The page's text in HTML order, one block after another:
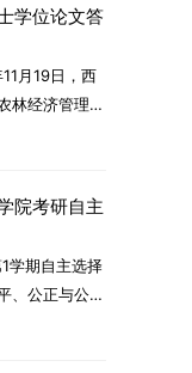
考生综合素
全日制非定向
位管理（一）
海交通大学，
办法执行。
习；第二阶段
务开展课题研
位授予要求
毕业证书并授
件（一）高水
守法，身心健
究生招生章
较强的科研能
3.提交两份由
考学科领域
、1篇为B级
科学期刊与应
要完成人获
（以证书为
年修
社会责任感和
需求深度融
强研究生教育
。学校坚
、智育启
，全面培养能
（一）强化思
学位论文答
月19日，西
林经济管理专
答辩地点设于
席，委员包括
文枚的博士论
产行为的影响
实际，围
院考研自主
学期自主选择
、公正与公
主选择专业管